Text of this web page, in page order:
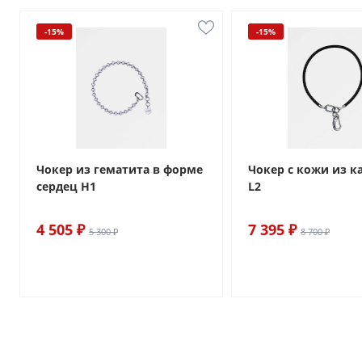
-15%
Чокер из гематита в форме
сердец H1
4 505 ₽ 5 300 ₽
-15%
Чокер с кожи из
L2
7 395 ₽ 8 700 ₽